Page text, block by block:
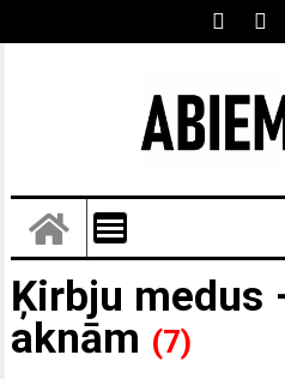
Ķirbju medus
aknām (7)